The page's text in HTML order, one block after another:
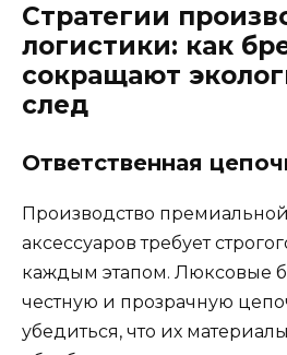
Стратегии
логистики: как
сокращают
след
Ответственная
Производство
аксессуаров требует
каждым этапом. Люксовые
честную и прозрачную
убедиться, что их